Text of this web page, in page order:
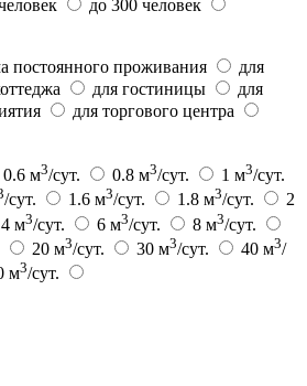
до 300 человек
постоянного проживания
для
для гостиницы
для
для торгового центра
0.6 м3/сут. 0.8 м3/сут. 1 м3/сут.
/сут. 1.6 м3/сут. 1.8 м3/сут.
2
4 м3/сут. 6 м3/сут. 8 м3/сут.
20 м3/сут. 30 м3/сут. 40 м3/
м3/сут.